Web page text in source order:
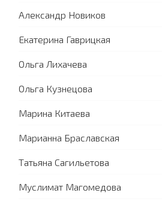
Александр Новиков
Екатерина Гаврицкая
Ольга Лихачева
Ольга Кузнецова
Марина Китаева
Марианна Браславская
Татьяна Сагильетова
Муслимат Магомедова